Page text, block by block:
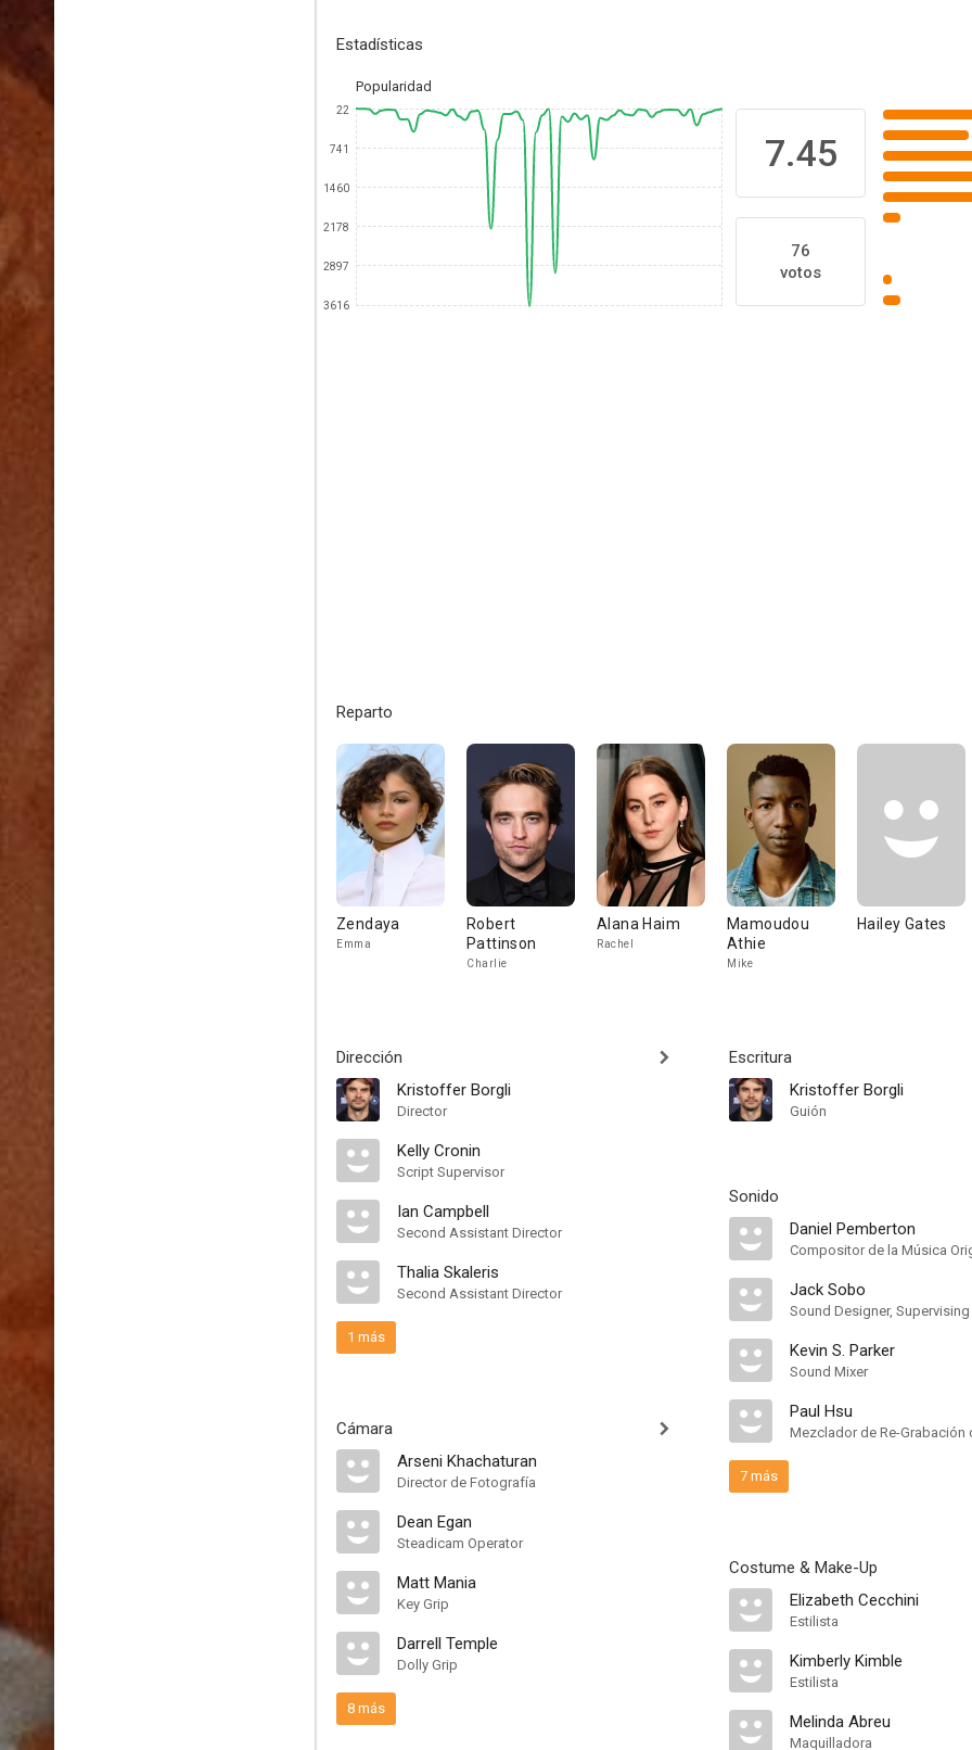
Estadísticas
Popularidad
22
741
1460
2178
2897
3616
7.45
76
votos
Reparto
Zendaya
Emma
Robert
Pattinson
Charlie
Alana Haim
Rachel
Mamoudou
Athie
Mike
Hailey Gates
Dirección
Kristoffer Borgli
Director
Kelly Cronin
Script Supervisor
Ian Campbell
Second Assistant Director
Thalia Skaleris
Second Assistant Director
1 más
Cámara
Arseni Khachaturan
Director de Fotografía
Dean Egan
Steadicam Operator
Matt Mania
Key Grip
Darrell Temple
Dolly Grip
8 más
Escritura
Kristoffer Borgli
Guión
Sonido
Daniel Pemberton
Compositor de la Música
Jack Sobo
Sound Designer,
Kevin S. Parker
Sound Mixer
Paul Hsu
Mezclador de Re-Grabación
7 más
Costume & Make-Up
Elizabeth Cecchini
Estilista
Kimberly Kimble
Estilista
Melinda Abreu
Maquilladora